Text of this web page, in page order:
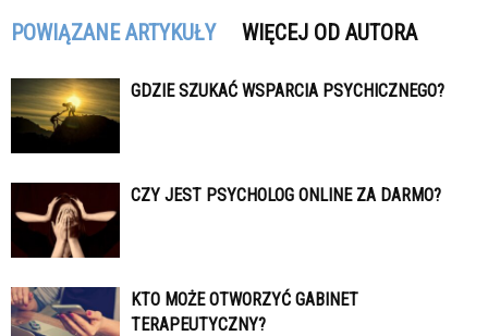
POWIĄZANE ARTYKUŁY WIĘCEJ OD AUTORA
GDZIE SZUKAĆ WSPARCIA PSYCHICZNEGO?
CZY JEST PSYCHOLOG ONLINE ZA DARMO?
KTO MOŻE OTWORZYĆ GABINET
TERAPEUTYCZNY?